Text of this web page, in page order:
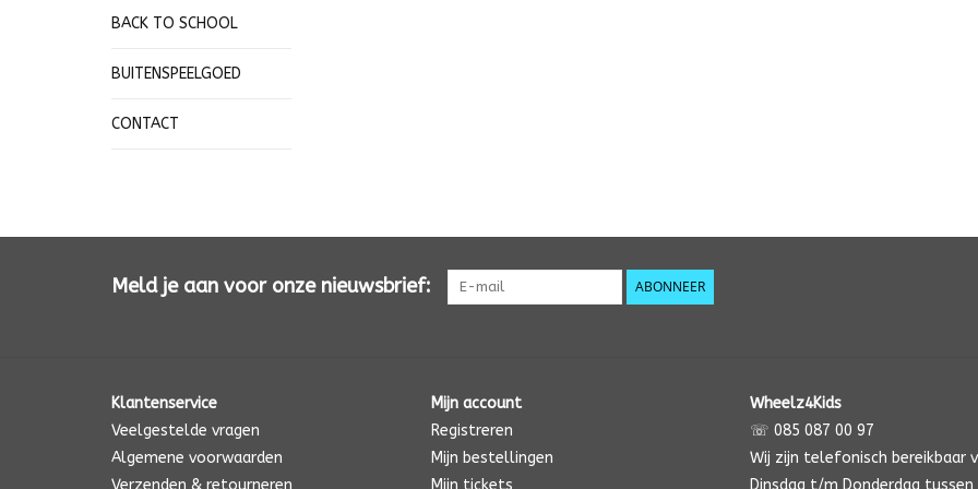
BACK TO SCHOOL
BUITENSPEELGOED
CONTACT
Meld je aan voor onze nieuwsbrief: ABONNEER
Klantenservice
Veelgestelde vragen
Algemene voorwaarden
Mijn account
Registreren
Mijn bestellingen
Wheelz4Kids
☏ 085 087 00 97
Wij zijn telefonisch bereikbaar